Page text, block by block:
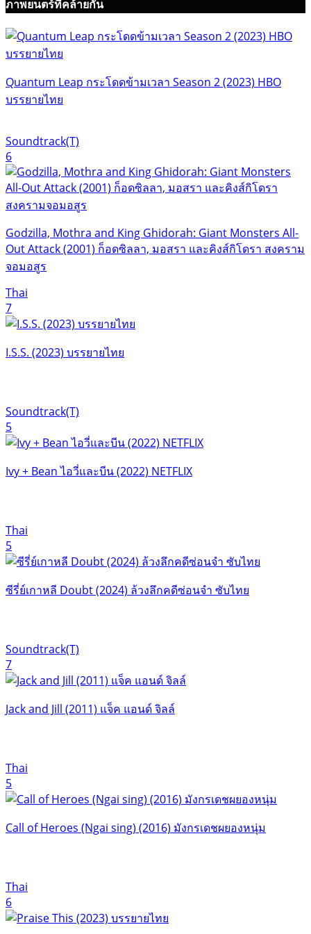
ภาพยนตร์ที่คล้ายกัน
Quantum Leap กระโดดข้ามเวลา Season 2 (2023) HBO
บรรยายไทย
Soundtrack(T)
6
Godzilla, Mothra and King Ghidorah: Giant Monsters All-
Out Attack (2001) ก็อดซิลลา, มอสรา และคิงส์กิโดรา สงคราม
จอมอสูร
Thai
7
I.S.S. (2023) บรรยายไทย
Soundtrack(T)
5
Ivy + Bean ไอวี่และบีน (2022) NETFLIX
Thai
5
ซีรี่ย์เกาหลี Doubt (2024) ล้วงลึกคดีซ่อนจำ ซับไทย
Soundtrack(T)
7
Jack and Jill (2011) แจ็ค แอนด์ จิลล์
Thai
5
Call of Heroes (Ngai sing) (2016) มังกรเดชผยองหนุ่ม
Thai
6